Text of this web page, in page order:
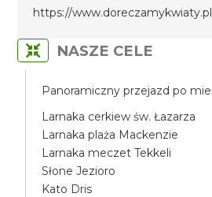
https://
NASZE CELE
Panoramiczny przejazd po
Larnaka cerkiew św. Łazarza
Larnaka plaża Mackenzie
Larnaka meczet Tekkeli
Słone Jezioro
Kato Dris